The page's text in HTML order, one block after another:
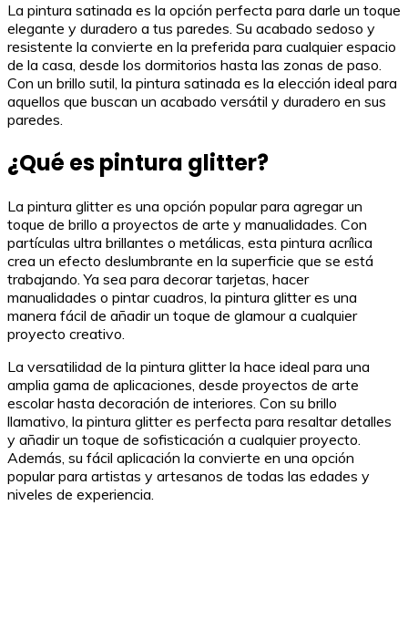
La pintura satinada es la opción perfecta para darle un toque
elegante y duradero a tus paredes. Su acabado sedoso y
resistente la convierte en la preferida para cualquier espacio
de la casa, desde los dormitorios hasta las zonas de paso.
Con un brillo sutil, la pintura satinada es la elección ideal para
aquellos que buscan un acabado versátil y duradero en sus
paredes.
¿Qué es pintura glitter?
La pintura glitter es una opción popular para agregar un
toque de brillo a proyectos de arte y manualidades. Con
partículas ultra brillantes o metálicas, esta pintura acrílica
crea un efecto deslumbrante en la superficie que se está
trabajando. Ya sea para decorar tarjetas, hacer
manualidades o pintar cuadros, la pintura glitter es una
manera fácil de añadir un toque de glamour a cualquier
proyecto creativo.
La versatilidad de la pintura glitter la hace ideal para una
amplia gama de aplicaciones, desde proyectos de arte
escolar hasta decoración de interiores. Con su brillo
llamativo, la pintura glitter es perfecta para resaltar detalles
y añadir un toque de sofisticación a cualquier proyecto.
Además, su fácil aplicación la convierte en una opción
popular para artistas y artesanos de todas las edades y
niveles de experiencia.